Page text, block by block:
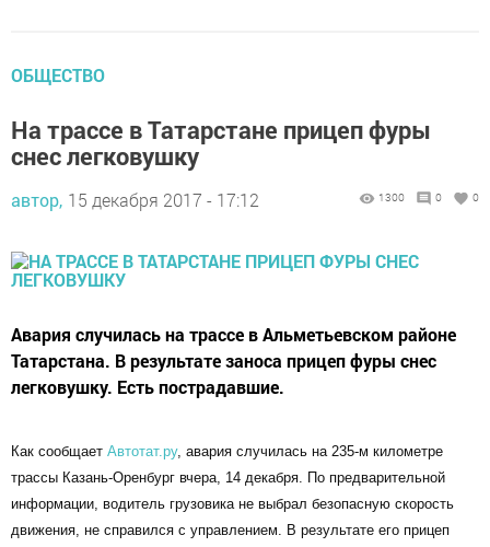
ОБЩЕСТВО
На трассе в Татарстане прицеп фуры
снес легковушку
автор, 15 декабря 2017 - 17:12 1300 0 0
Авария случилась на трассе в Альметьевском районе
Татарстана. В результате заноса прицеп фуры снес
легковушку. Есть пострадавшие.
Как сообщает Автотат.ру, авария случилась на 235-м километре
трассы Казань-Оренбург вчера, 14 декабря. По предварительной
информации, водитель грузовика не выбрал безопасную скорость
движения, не справился с управлением. В результате его прицеп